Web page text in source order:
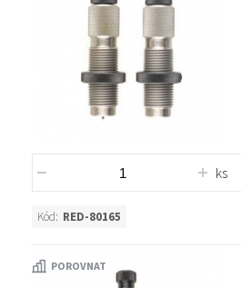
ks
Kód: RED-80165
POROVNAT